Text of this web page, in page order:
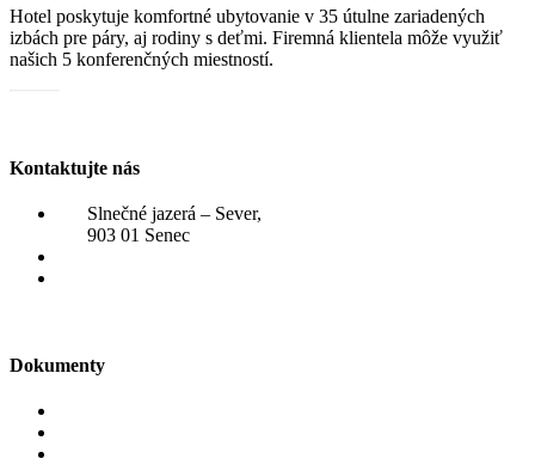
Hotel poskytuje komfortné ubytovanie v 35 útulne zariadených
izbách pre páry, aj rodiny s deťmi. Firemná klientela môže využiť
našich 5 konferenčných miestností.
Kontaktujte nás
Slnečné jazerá – Sever,
903 01 Senec
Dokumenty